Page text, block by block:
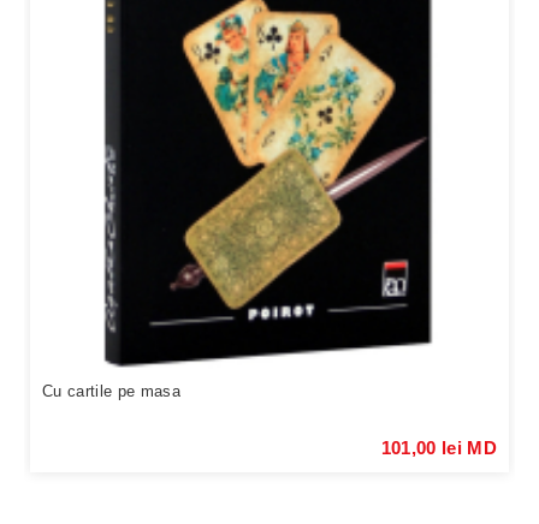
Cu cartile pe masa
101,00 lei MD